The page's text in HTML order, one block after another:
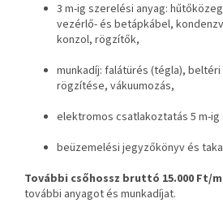
3 m-ig szerelési anyag:
vezérlő- és betápkábel,
konzol, rögzítők,
munkadíj: falátürés (tégla),
rögzítése, vákuumozás,
elektromos csatlakoztatás 5 m-ig
beüzemelési jegyzőkönyv és
További csőhossz bruttó 15.000 Ft/m
további anyagot és munkadíjat.